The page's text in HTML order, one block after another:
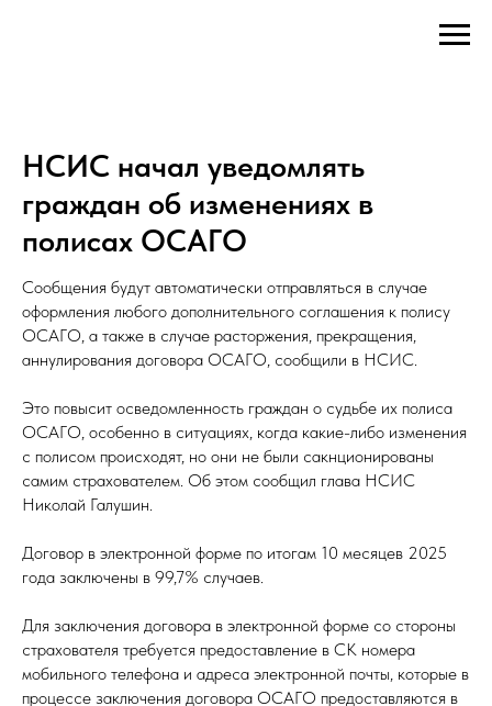
НСИС начал уведомлять
граждан об изменениях в
полисах ОСАГО
Сообщения будут автоматически отправляться в случае
оформления любого дополнительного соглашения к полису
ОСАГО, а также в случае расторжения, прекращения,
аннулирования договора ОСАГО, сообщили в НСИС.
Это повысит осведомленность граждан о судьбе их полиса
ОСАГО, особенно в ситуациях, когда какие-либо изменения
с полисом происходят, но они не были сакнционированы
самим страхователем. Об этом сообщил глава НСИС
Николай Галушин.
Договор в электронной форме по итогам 10 месяцев 2025
года заключены в 99,7% случаев.
Для заключения договора в электронной форме со стороны
страхователя требуется предоставление в СК номера
мобильного телефона и адреса электронной почты, которые в
процессе заключения договора ОСАГО предоставляются в